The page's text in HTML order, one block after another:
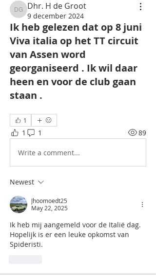
Dhr. H de Groot
Dhr. H de Groot
9 december 2024
Ik heb gelezen dat op 8 juni
Viva italia op het TT circuit
van Assen word
georganiseerd . Ik wil daar
heen en voor de club gaan
staan .
1
1 1 89
Write a comment...
Newest
Jhoomoedt25
May 22, 2025
Ik heb mij aangemeld voor de Italië dag.
Hopelijk is er een leuke opkomst van
Spideristi.